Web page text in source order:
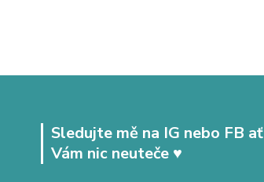
Sledujte mě na IG nebo FB ať
Vám nic neuteče ♥